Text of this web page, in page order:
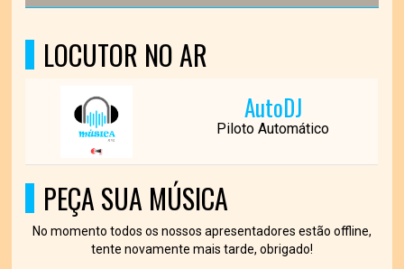
LOCUTOR NO AR
AutoDJ
Piloto Automático
PEÇA SUA MÚSICA
No momento todos os nossos apresentadores estão offline,
tente novamente mais tarde, obrigado!